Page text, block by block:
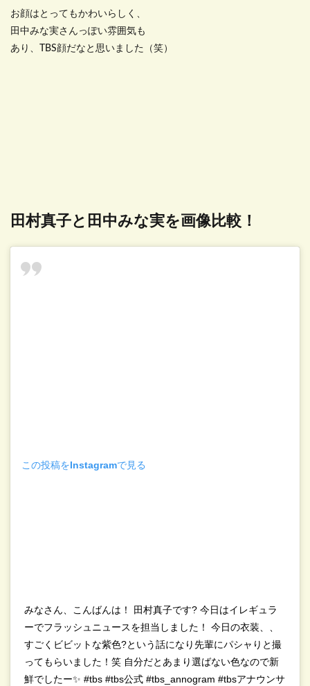
お顔はとってもかわいらしく、
田中みな実さんっぽい雰囲気も
あり、TBS顔だなと思いました（笑）
田村真子と田中みな実を画像比較！
この投稿をInstagramで見る
みなさん、こんばんは！ 田村真子です? 今日はイレギュラ
ーでフラッシュニュースを担当しました！ 今日の衣装、、
すごくビビットな紫色?という話になり先輩にパシャりと撮
ってもらいました！笑 自分だとあまり選ばない色なので新
鮮でしたー✨ #tbs #tbs公式 #tbs_annogram #tbsアナウンサ